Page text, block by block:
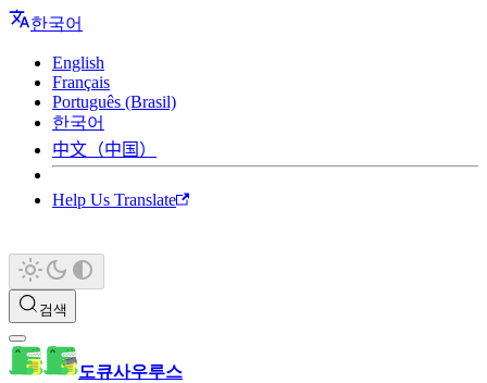
한국어
English
Français
Português (Brasil)
한국어
中文（中国）
Help Us Translate
검색
도큐사우루스